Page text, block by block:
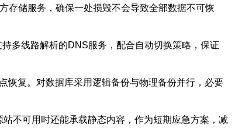
存储服务，确保一处损毁不会导致全部数据不可恢
多线路解析的DNS服务，配合自动切换策略，保证
恢复。对数据库采用逻辑备份与物理备份并行，必要
不可用时还能承载静态内容，作为短期应急方案，减